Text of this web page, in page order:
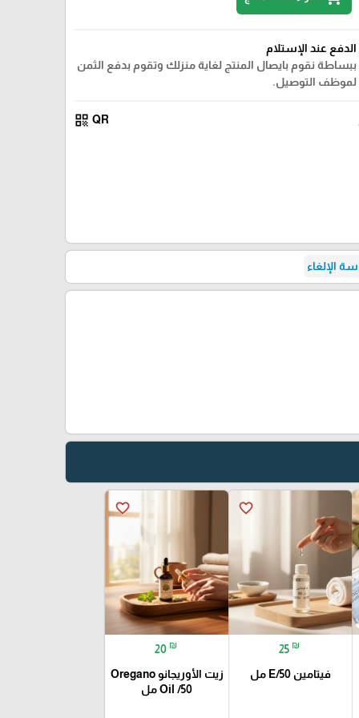
الدفع عند الإستلام
ببساطة نقوم بايصال المنتج لغاية منزلك وتقوم بدفع الثمن
لموظف التوصيل.
QR
qr_code
الإلغاء
favorite_border
25 ₪
فيتامين E/50 مل
favorite_border
20 ₪
زيت الأوريجانو Oregano
Oil /50 مل